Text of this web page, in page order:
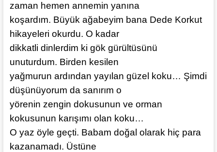
zaman hemen annemin yanına
koşardım. Büyük ağabeyim bana Dede Korkut
hikayeleri okurdu. O kadar
dikkatli dinlerdim ki gök gürültüsünü
unuturdum. Birden kesilen
yağmurun ardından yayılan güzel koku… Şimdi
düşünüyorum da sanırım o
yörenin zengin dokusunun ve orman
kokusunun karışımı olan koku…
O yaz öyle geçti. Babam doğal olarak hiç para
kazanamadı. Üstüne